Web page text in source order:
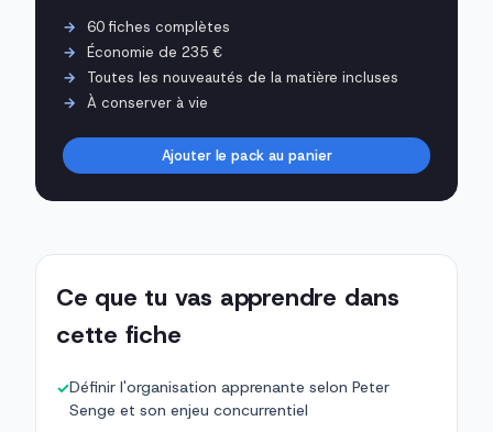
60 fiches complètes
Économie de 235 €
Toutes les nouveautés de la matière incluses
À conserver à vie
Ajouter le pack au panier
Ce que tu vas apprendre dans
cette fiche
✓Définir l'organisation apprenante selon Peter
Senge et son enjeu concurrentiel